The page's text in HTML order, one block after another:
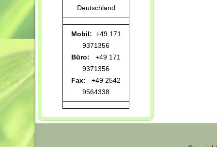
Deutschland
Mobil: +49 171
9371356
Büro: +49 171
9371356
Fax:
+49 2542
9564338